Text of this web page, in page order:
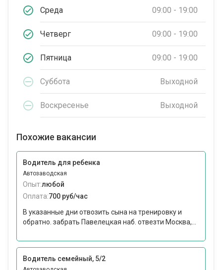
Среда 09:00 - 19:00
Четверг 09:00 - 19:00
Пятница 09:00 - 19:00
Суббота Выходной
Воскресенье Выходной
Похожие вакансии
Водитель для ребенка
Автозаводская
Опыт:любой
Оплата:700 руб/час
В указанные дни отвозить сына на тренировку и
обратно. забрать Павелецкая наб. отвезти Москва,...
Водитель семейный, 5/2